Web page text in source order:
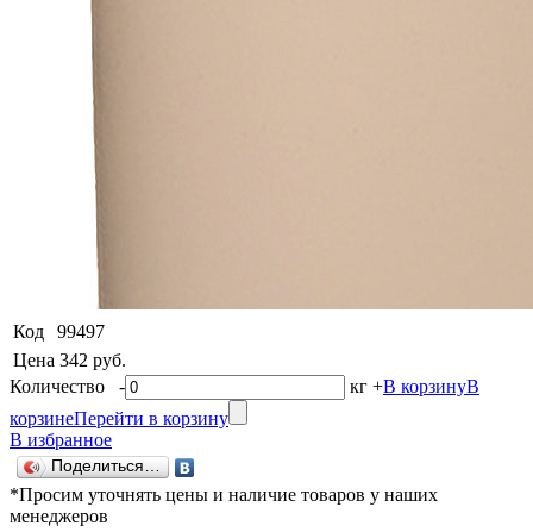
Код
99497
Цена 342 руб.
Количество - кг +В корзинуВ
корзинеПерейти в корзину
В избранное
Поделиться…
*Просим уточнять цены и наличие товаров у наших
менеджеров